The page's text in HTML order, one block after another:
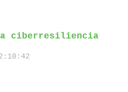
ciberresiliencia